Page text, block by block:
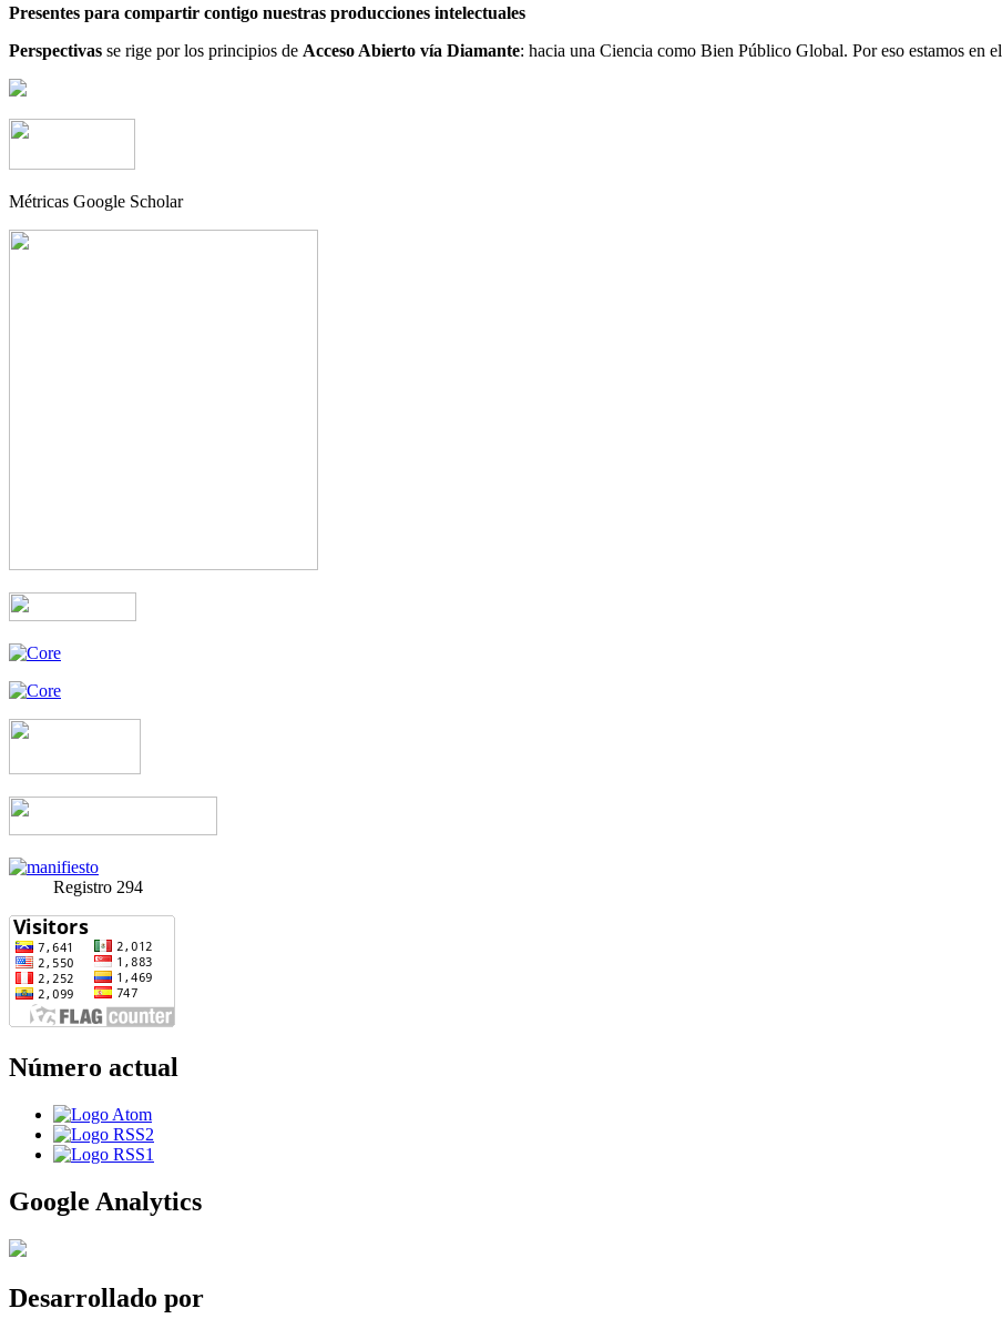
Presentes para compartir contigo nuestras producciones intelectuales
Perspectivas se rige por los principios de Acceso Abierto vía Diamante: hacia una Ciencia como Bien Público Global. Por eso estamos en el
Métricas Google Scholar
Registro 294
Número actual
Google Analytics
Desarrollado por